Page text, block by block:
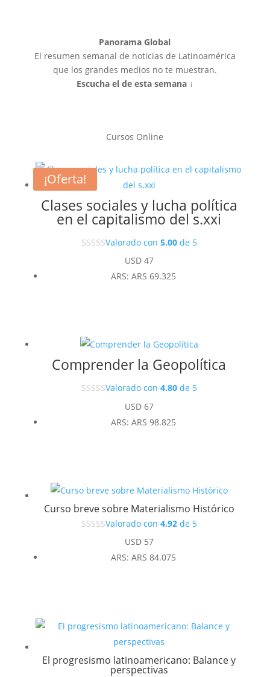
Panorama Global
El resumen semanal de noticias de Latinoamérica
que los grandes medios no te muestran.
Escucha el de esta semana ↓
Cursos Online
Clases sociales y lucha política
en el capitalismo del s.xxi
Valorado con 5.00de 5
USD47
ARS: ARS 69.325
Comprender la Geopolítica
Valorado con 4.80de 5
USD67
ARS: ARS 98.825
Curso breve sobre Materialismo Histórico
Valorado con 4.92de 5
USD57
ARS: ARS 84.075
¡Oferta!
El progresismo latinoamericano: Balance y
perspectivas